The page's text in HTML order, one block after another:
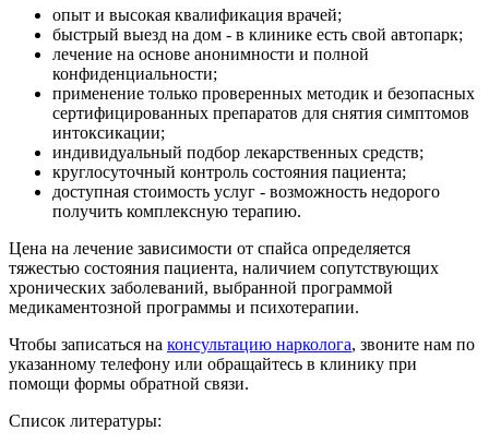
опыт и высокая квалификация врачей;
быстрый выезд на дом - в клинике есть свой автопарк;
лечение на основе анонимности и полной
конфиденциальности;
применение только проверенных методик и безопасных
сертифицированных препаратов для снятия симптомов
интоксикации;
индивидуальный подбор лекарственных средств;
круглосуточный контроль состояния пациента;
доступная стоимость услуг - возможность недорого
получить комплексную терапию.
Цена на лечение зависимости от спайса определяется
тяжестью состояния пациента, наличием сопутствующих
хронических заболеваний, выбранной программой
медикаментозной программы и психотерапии.
Чтобы записаться на консультацию нарколога, звоните нам по
указанному телефону или обращайтесь в клинику при
помощи формы обратной связи.
Список литературы: